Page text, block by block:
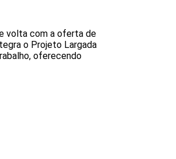
volta com a oferta de
o Projeto Largada
oferecendo